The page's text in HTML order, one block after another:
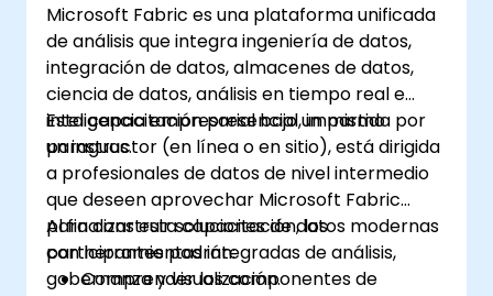
Microsoft Fabric es una plataforma unificada
de análisis que integra ingeniería de datos,
integración de datos, almacenes de datos,
ciencia de datos, análisis en tiempo real e
inteligencia empresarial bajo un mismo
paraguas.
Esta capacitación presencial, impartida por
un instructor (en línea o en sitio), está dirigida
a profesionales de datos de nivel intermedio
que deseen aprovechar Microsoft Fabric
para construir soluciones de datos modernas
con herramientas integradas de análisis,
gobernanza y visualización.
Al finalizar esta capacitación, los
participantes podrán:
Comprender los componentes de